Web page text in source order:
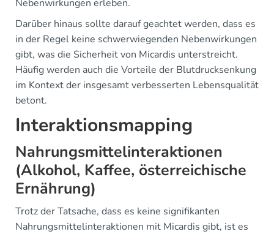
Nebenwirkungen erleben.
Darüber hinaus sollte darauf geachtet werden, dass es
in der Regel keine schwerwiegenden Nebenwirkungen
gibt, was die Sicherheit von Micardis unterstreicht.
Häufig werden auch die Vorteile der Blutdrucksenkung
im Kontext der insgesamt verbesserten Lebensqualität
betont.
Interaktionsmapping
Nahrungsmittelinteraktionen
(Alkohol, Kaffee, österreichische
Ernährung)
Trotz der Tatsache, dass es keine signifikanten
Nahrungsmittelinteraktionen mit Micardis gibt, ist es